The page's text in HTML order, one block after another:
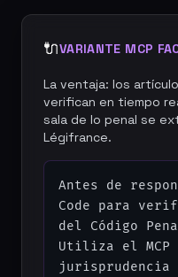
🔌VARIANTE MCP
La ventaja: los
verifican en tiempo
sala de lo penal se
Légifrance.
Antes de
Code para
del Código
Utiliza el MCP